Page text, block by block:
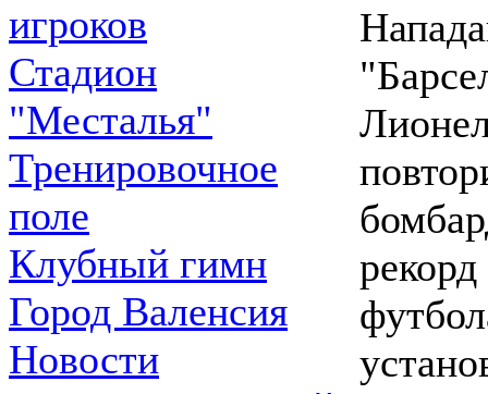
игроков
Стадион
"Месталья"
Тренировочное
поле
Клубный гимн
Город Валенсия
Новости